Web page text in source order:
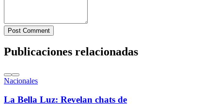
Post Comment
Publicaciones relacionadas
Nacionales
La Bella Luz: Revelan chats de